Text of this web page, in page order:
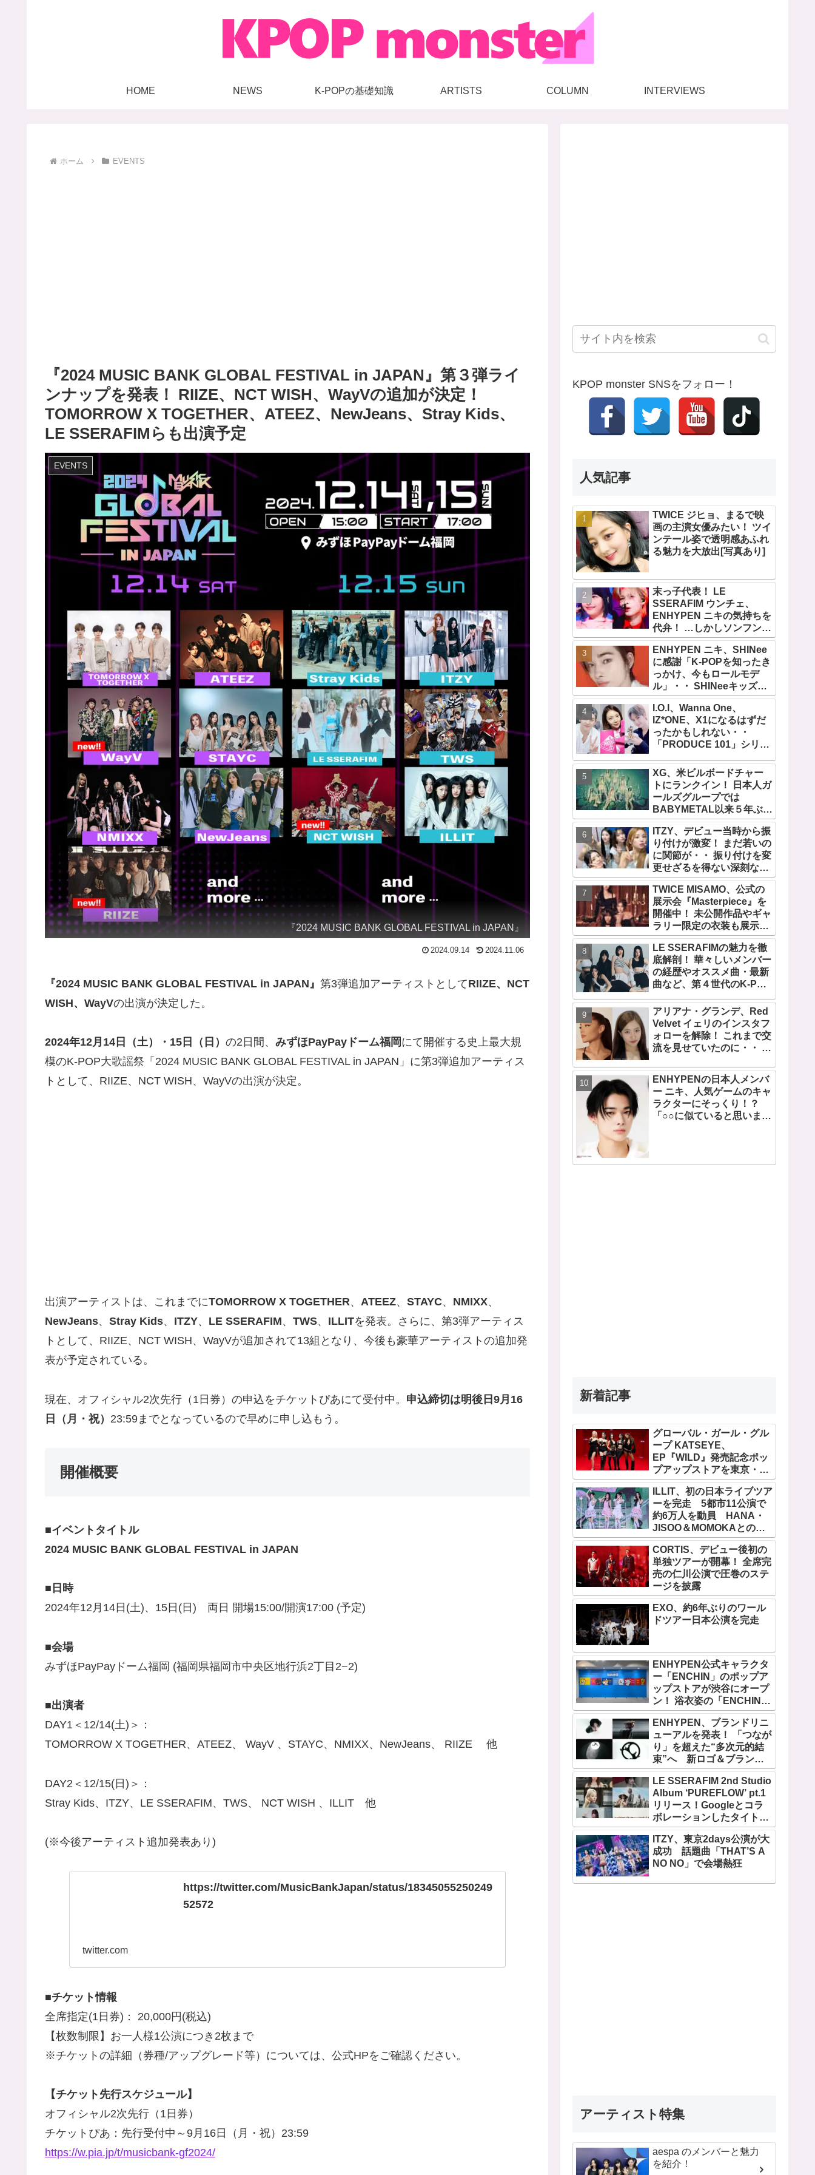
HOME NEWS K-POPの基礎知識 ARTISTS COLUMN INTERVIEWS
ホーム EVENTS
『2024 MUSIC BANK GLOBAL FESTIVAL in JAPAN』第３弾ライ
ンナップを発表！ RIIZE、NCT WISH、WayVの追加が決定！
TOMORROW X TOGETHER、ATEEZ、NewJeans、Stray Kids、
LE SSERAFIMらも出演予定
EVENTS
『2024 MUSIC BANK GLOBAL FESTIVAL in JAPAN』
2024.09.14 2024.11.06
『2024 MUSIC BANK GLOBAL FESTIVAL in JAPAN』 第3弾追加アーティストとしてRIIZE、NCT
WISH、WayVの出演が決定した。
2024年12月14日（土）・15日（日） の2日間、 みずほPayPayドーム福岡 にて開催する史上最大規
模のK-POP大歌謡祭「2024 MUSIC BANK GLOBAL FESTIVAL in JAPAN」に第3弾追加アーティス
トとして、RIIZE、NCT WISH、WayVの出演が決定。
出演アーティストは、これまでにTOMORROW X TOGETHER、 ATEEZ、 STAYC、 NMIXX、
NewJeans、 Stray Kids、 ITZY、 LE SSERAFIM、 TWS、 ILLITを発表。さらに、第3弾アーティス
トとして、RIIZE、NCT WISH、WayVが追加されて13組となり、今後も豪華アーティストの追加発
表が予定されている。
現在、オフィシャル2次先行（1日券）の申込をチケットぴあにて受付中。 申込締切は明後日9月16
日（月・祝） 23:59までとなっているので早めに申し込もう。
開催概要
■イベントタイトル
2024 MUSIC BANK GLOBAL FESTIVAL in JAPAN
■日時
2024年12月14日(土)、15日(日) 両日 開場15:00/開演17:00 (予定)
■会場
みずほPayPayドーム福岡 (福岡県福岡市中央区地行浜2丁目2−2)
■出演者
DAY1＜12/14(土)＞：
TOMORROW X TOGETHER、ATEEZ、 WayV 、STAYC、NMIXX、NewJeans、 RIIZE 他
DAY2＜12/15(日)＞：
Stray Kids、ITZY、LE SSERAFIM、TWS、 NCT WISH 、ILLIT 他
(※今後アーティスト追加発表あり)
https://twitter.com/MusicBankJapan/status/18345055250249
52572
twitter.com
■チケット情報
全席指定(1日券)： 20,000円(税込)
【枚数制限】お一人様1公演につき2枚まで
※チケットの詳細（券種/アップグレード等）については、公式HPをご確認ください。
【チケット先行スケジュール】
オフィシャル2次先行（1日券）
チケットぴあ：先行受付中～9月16日（月・祝）23:59
https://w.pia.jp/t/musicbank-gf2024/
KPOP monster SNSをフォロー！
人気記事
TWICE ジヒョ、まるで映
画の主演女優みたい！ ツイ
ンテール姿で透明感あふれ
る魅力を大放出[写真あり]
末っ子代表！ LE
SSERAFIM ウンチェ、
ENHYPEN ニキの気持ちを
代弁！ …しかしソンフンは
全否定「うちの末っ子は違
います」・・ かわいすぎる
２人の会話に爆笑
ENHYPEN ニキ、SHINee
に感謝「K-POPを知ったき
っかけ、今もロールモデ
ル」・・ SHINeeキッズと
しての経験を経て６年ぶり
に東京ドームに帰還した感
想は？
I.O.I、Wanna One、
IZ*ONE、X1になるはずだ
ったかもしれない・・
「PRODUCE 101」シリー
せられた練習生12人の氏名
が公表
XG、米ビルボードチャー
トにランクイン！ 日本人ガ
ールズグループでは
BABYMETAL以来５年ぶり
の快挙！ XGのグローバル
人気が止まらない…「コー
チェラ2025」にも日本人唯
一の出演
ITZY、デビュー当時から振
り付けが激変！ まだ若いの
に関節が・・ 振り付けを変
更せざるを得ない深刻な問
題とは
TWICE MISAMO、公式の
展示会『Masterpiece』を
開催中！ 未公開作品やギャ
ラリー限定の衣装も展示！
まさに最高傑作な世界に
LE SSERAFIMの魅力を徹
底解剖！ 華々しいメンバー
の経歴やオススメ曲・最新
曲など、第４世代のK-POP
する彼女たちのスゴさと
は？
アリアナ・グランデ、Red
Velvet イェリのインスタフ
ォローを解除！ これまで交
流を見せていたのに・・ 一
由を推測
ENHYPENの日本人メンバ
ー ニキ、人気ゲームのキャ
ラクターにそっくり！？
「○○に似ていると思いま
「客観的な視点で自分を見
新着記事
グローバル・ガール・グル
ープ KATSEYE、
EP『WILD』発売記念ポッ
プアップストアを東京・原
宿で開催 限定グッズも登
場ILLIT、初の日本ライブツア
ーを完走 5都市11公演で
約6万人を動員 HANA・
JISOO＆MOMOKAとのス
ペシャルコラボも実現
CORTIS、デビュー後初の
単独ツアーが開幕！ 全席完
売の仁川公演で圧巻のステ
ージを披露
EXO、約6年ぶりのワール
ドツアー日本公演を完走
ENHYPEN公式キャラクタ
ー「ENCHIN」のポップア
ップストアが渋谷にオープ
ン！ 浴衣姿の「ENCHIN」
が登場
ENHYPEN、ブランドリニ
ューアルを発表！ 「つなが
り」を超えた“多次元的結
束”へ 新ロゴ＆ブランド
フィルム公開
LE SSERAFIM 2nd Studio
Album ‘PUREFLOW’ pt.1
リリース！Googleとコラ
ボレーションしたタイトル
曲「BOOMPALA」MVも公
開
ITZY、東京2days公演が大
成功 話題曲「THAT’S A
NO NO」で会場熱狂
アーティスト特集
aespa のメンバーと魅力
を紹介！